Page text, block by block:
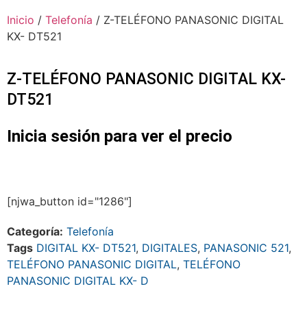
Inicio / Telefonía / Z-TELÉFONO PANASONIC DIGITAL
KX- DT521
Z-TELÉFONO PANASONIC DIGITAL KX-
DT521
Inicia sesión para ver el precio
[njwa_button id="1286"]
Categoría: Telefonía
Tags DIGITAL KX- DT521, DIGITALES, PANASONIC 521,
TELÉFONO PANASONIC DIGITAL, TELÉFONO
PANASONIC DIGITAL KX- D